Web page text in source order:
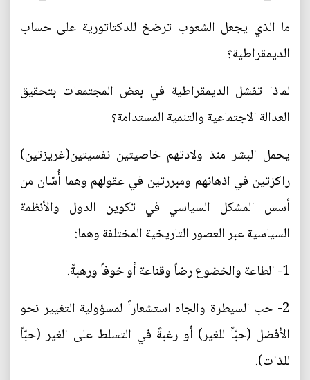
ما الذي يجعل الشعوب ترضخ للدكتاتورية على حساب
الديمقراطية؟
لماذا تفشل الديمقراطية في بعض المجتمعات بتحقيق
العدالة الاجتماعية والتنمية المستدامة؟
يحمل البشر منذ ولادتهم خاصيتين نفسيتين(غريزتين)
راكزتين في اذهانهم ومبررتين في عقولهم وهما أُسّان من
أسس المشكل السياسي في تكوين الدول والأنظمة
السياسية عبر العصور التاريخية المختلفة وهما:
1- الطاعة والخضوع رضاً وقناعة أو خوفاً ورهبةً.
2- حب السيطرة والجاه استشعاراً لمسؤولية التغيير نحو
الأفضل (حبّاً للغير) أو رغبةً في التسلط على الغير (حبّاً
للذات).